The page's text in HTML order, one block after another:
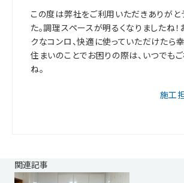
この度は弊社をご利用いただきありがと
た。調理スペースが明るくなりましたね
クなコンロ、快適に使っていただけたら
住まいのことでお困りの際は、いつでも
ね。
施工
関連記事